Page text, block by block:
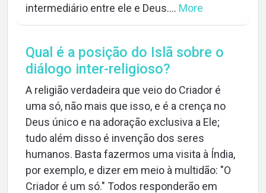
intermediário entre ele e Deus.... More
Qual é a posição do Islã sobre o
diálogo inter-religioso?
A religião verdadeira que veio do Criador é
uma só, não mais que isso, e é a crença no
Deus único e na adoração exclusiva a Ele;
tudo além disso é invenção dos seres
humanos. Basta fazermos uma visita à Índia,
por exemplo, e dizer em meio à multidão: "O
Criador é um só." Todos responderão em